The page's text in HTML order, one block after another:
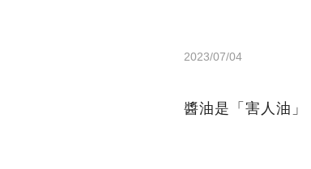
2023/07/04
醬油是「害人油